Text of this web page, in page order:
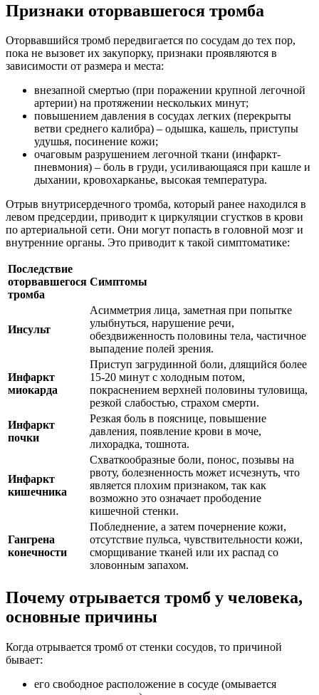
Признаки оторвавшегося тромба
Оторвавшийся тромб передвигается по сосудам до тех пор,
пока не вызовет их закупорку, признаки проявляются в
зависимости от размера и места:
внезапной смертью (при поражении крупной легочной
артерии) на протяжении нескольких минут;
повышением давления в сосудах легких (перекрыты
ветви среднего калибра) – одышка, кашель, приступы
удушья, посинение кожи;
очаговым разрушением легочной ткани (инфаркт-
пневмония) – боль в груди, усиливающаяся при кашле и
дыхании, кровохарканье, высокая температура.
Отрыв внутрисердечного тромба, который ранее находился в
левом предсердии, приводит к циркуляции сгустков в крови
по артериальной сети. Они могут попасть в головной мозг и
внутренние органы. Это приводит к такой симптоматике:
Последствие
оторвавшегося
тромба
Симптомы
Инсульт
Асимметрия лица, заметная при попытке
улыбнуться, нарушение речи,
обездвиженность половины тела, частичное
выпадение полей зрения.
Инфаркт
миокарда
Приступ загрудинной боли, длящийся более
15-20 минут с холодным потом,
покраснением верхней половины туловища,
резкой слабостью, страхом смерти.
Инфаркт
почки
Резкая боль в пояснице, повышение
давления, появление крови в моче,
лихорадка, тошнота.
Инфаркт
кишечника
Схваткообразные боли, понос, позывы на
рвоту, болезненность может исчезнуть, что
является плохим признаком, так как
возможно это означает прободение
кишечной стенки.
Гангрена
конечности
Побледнение, а затем почернение кожи,
отсутствие пульса, чувствительности кожи,
сморщивание тканей или их распад со
зловонным запахом.
Почему отрывается тромб у человека,
основные причины
Когда отрывается тромб от стенки сосудов, то причиной
бывает:
его свободное расположение в сосуде (омывается